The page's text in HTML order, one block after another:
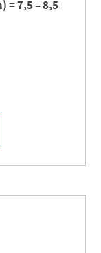
= 7,5 – 8,5